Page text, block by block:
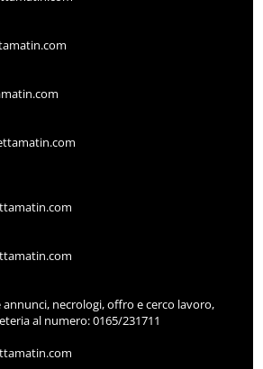
necrologi, offro e cerco lavoro,
al numero: 0165/231711